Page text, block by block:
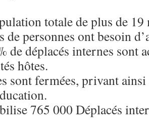
totale de plus de
personnes ont besoin
de déplacés internes sont
hôtes.
sont fermées, privant
765 000 Déplacés